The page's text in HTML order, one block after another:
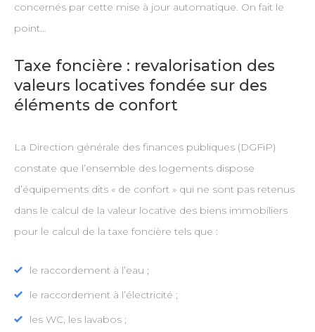
concernés par cette mise à jour automatique. On fait le
point…
Taxe foncière : revalorisation des
valeurs locatives fondée sur des
éléments de confort
La Direction générale des finances publiques (DGFiP)
constate que l’ensemble des logements dispose
d’équipements dits « de confort » qui ne sont pas retenus
dans le calcul de la valeur locative des biens immobiliers
pour le calcul de la taxe foncière tels que :
le raccordement à l’eau ;
le raccordement à l’électricité ;
les WC, les lavabos ;